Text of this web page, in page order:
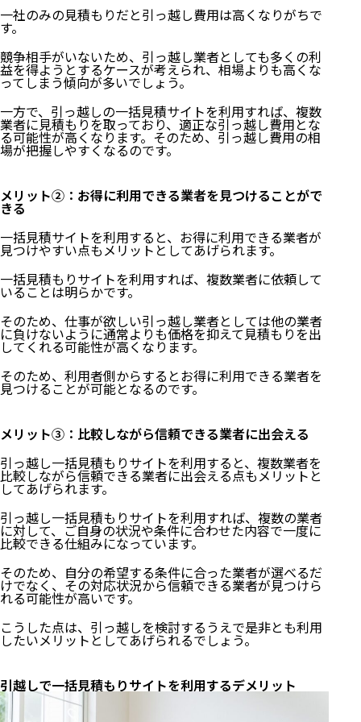
一社のみの見積もりだと引っ越し費用は高くなりがちで
す。
競争相手がいないため、引っ越し業者としても多くの利
益を得ようとするケースが考えられ、相場よりも高くな
ってしまう傾向が多いでしょう。
一方で、引っ越しの一括見積サイトを利用すれば、複数
業者に見積もりを取っており、適正な引っ越し費用とな
る可能性が高くなります。そのため、引っ越し費用の相
場が把握しやすくなるのです。
メリット②：お得に利用できる業者を見つけることがで
きる
一括見積サイトを利用すると、お得に利用できる業者が
見つけやすい点もメリットとしてあげられます。
一括見積もりサイトを利用すれば、複数業者に依頼して
いることは明らかです。
そのため、仕事が欲しい引っ越し業者としては他の業者
に負けないように通常よりも価格を抑えて見積もりを出
してくれる可能性が高くなります。
そのため、利用者側からするとお得に利用できる業者を
見つけることが可能となるのです。
メリット③：比較しながら信頼できる業者に出会える
引っ越し一括見積もりサイトを利用すると、複数業者を
比較しながら信頼できる業者に出会える点もメリットと
してあげられます。
引っ越し一括見積もりサイトを利用すれば、複数の業者
に対して、ご自身の状況や条件に合わせた内容で一度に
比較できる仕組みになっています。
そのため、自分の希望する条件に合った業者が選べるだ
けでなく、その対応状況から信頼できる業者が見つけら
れる可能性が高いです。
こうした点は、引っ越しを検討するうえで是非とも利用
したいメリットとしてあげられるでしょう。
引越しで一括見積もりサイトを利用するデメリット